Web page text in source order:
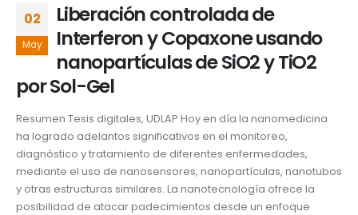
02
May
Liberación controlada de
Interferon y Copaxone usando
nanopartículas de SiO2 y TiO2
por Sol-Gel
Resumen Tesis digitales, UDLAP Hoy en día la nanomedicina
ha logrado adelantos significativos en el monitoreo,
diagnóstico y tratamiento de diferentes enfermedades,
mediante el uso de nanosensores, nanopartículas, nanotubos
y otras estructuras similares. La nanotecnología ofrece la
posibilidad de atacar padecimientos desde un enfoque